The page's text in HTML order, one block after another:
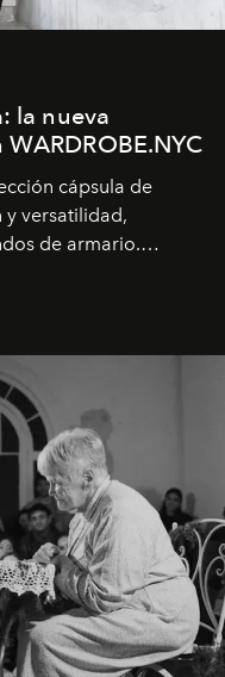
la nueva
cápsula de
y versatilidad,
de armario.